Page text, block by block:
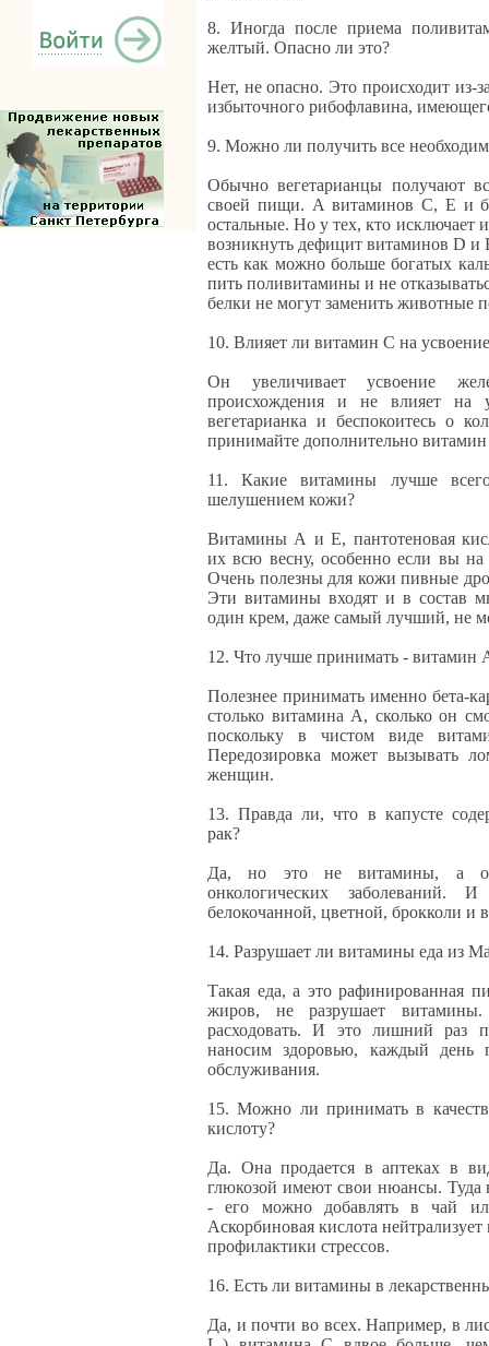
8. Иногда после приема
желтый. Опасно ли это?
Нет, не опасно. Это происходит из-
избыточного рибофлавина,
9. Можно ли получить все
Обычно вегетарианцы получают
своей пищи. А витаминов С, Е и
остальные. Но у тех, кто
возникнуть дефицит витаминов D
есть как можно больше богатых
пить поливитамины и не
белки не могут заменить животные
10. Влияет ли витамин С на
Он увеличивает усвоение
происхождения и не влияет
вегетарианка и беспокоитесь о
принимайте дополнительно
11. Какие витамины лучше
шелушением кожи?
Витамины А и Е, пантотеновая
их всю весну, особенно если вы
Очень полезны для кожи пивные
Эти витамины входят и в состав
один крем, даже самый лучший, не
12. Что лучше принимать - витамин
Полезнее принимать именно бета-
столько витамина А, сколько он
поскольку в чистом виде
Передозировка может вызывать
женщин.
13. Правда ли, что в капусте
рак?
Да, но это не витамины, а
онкологических
белокочанной, цветной, брокколи и
14. Разрушает ли витамины еда из
Такая еда, а это рафинированная
жиров, не разрушает
расходовать. И это лишний раз
наносим здоровью, каждый день
обслуживания.
15. Можно ли принимать в
кислоту?
Да. Она продается в аптеках в
глюкозой имеют свои нюансы. Туда
- его можно добавлять в чай
Аскорбиновая кислота
профилактики стрессов.
16. Есть ли витамины в
Да, и почти во всех. Например, в